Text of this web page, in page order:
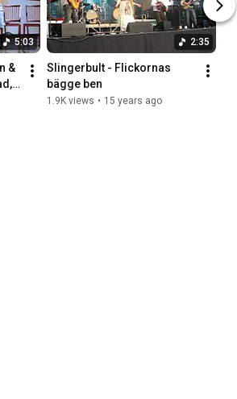
5:03
&
2:35
Slingerbult - Flickornas
bägge ben
1.9K views • 15 years ago